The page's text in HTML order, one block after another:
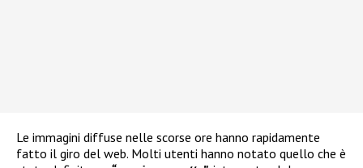
Le immagini diffuse nelle scorse ore hanno rapidamente
fatto il giro del web. Molti utenti hanno notato quello che è